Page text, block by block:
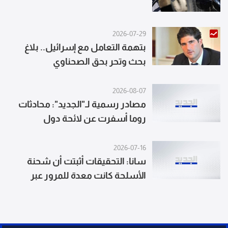
2026-07-29
بتهمة التعامل مع إسرائيل.. بلاغ
بحث وتحر بحق الصحناوي
2026-08-07
مصادر رسمية لـ"الجديد": محادثات
روما أسفرت عن لائحة دول
لوائح بأسماء الأسرى المحتملين
2026-07-16
سانا: التحقيقات أثبتت أن شحنة
الأسلحة كانت معدة للمرور عبر